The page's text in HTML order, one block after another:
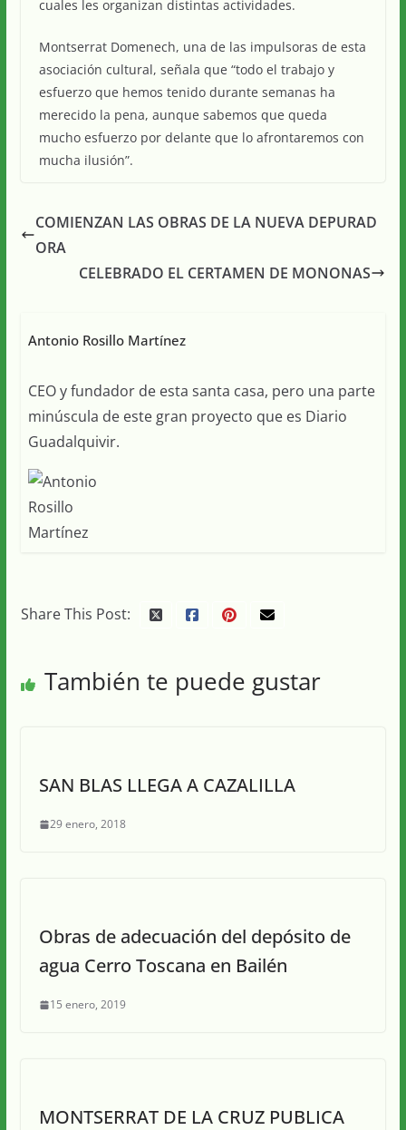
cuales les organizan distintas actividades.
Montserrat Domenech, una de las impulsoras de esta
asociación cultural, señala que “todo el trabajo y
esfuerzo que hemos tenido durante semanas ha
merecido la pena, aunque sabemos que queda
mucho esfuerzo por delante que lo afrontaremos con
mucha ilusión”.
COMIENZAN LAS OBRAS DE LA NUEVA DEPURAD
ORA
CELEBRADO EL CERTAMEN DE MONONAS
Antonio Rosillo Martínez
CEO y fundador de esta santa casa, pero una parte
minúscula de este gran proyecto que es Diario
Guadalquivir.
Share This Post:
También te puede gustar
SAN BLAS LLEGA A CAZALILLA
29 enero, 2018
Obras de adecuación del depósito de
agua Cerro Toscana en Bailén
15 enero, 2019
MONTSERRAT DE LA CRUZ PUBLICA